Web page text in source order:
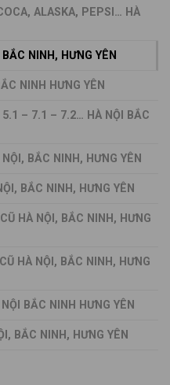
ALASKA, PEPSI… HÀ
NINH, HƯNG YÊN
NINH HƯNG YÊN
– 7.1 – 7.2… HÀ NỘI BẮC
BẮC NINH, HƯNG YÊN
BẮC NINH, HƯNG YÊN
HÀ NỘI, BẮC NINH, HƯNG
HÀ NỘI, BẮC NINH, HƯNG
BẮC NINH HƯNG YÊN
BẮC NINH, HƯNG YÊN